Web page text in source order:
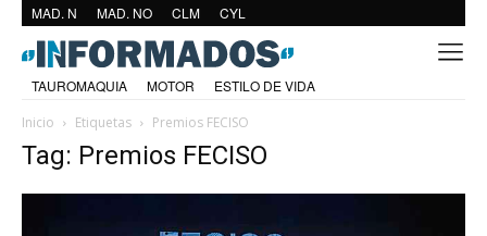
MAD. N MAD. NO CLM CYL
TAUROMAQUIA MOTOR
ESTILO DE VIDA
Inicio
Etiquetas Premios FECISO
Tag: Premios FECISO